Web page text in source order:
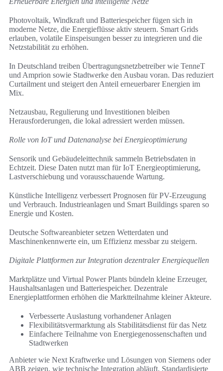
Photovoltaik, Windkraft und Batteriespeicher fügen sich in
moderne Netze, die Energieflüsse aktiv steuern. Smart Grids
erlauben, volatile Einspeisungen besser zu integrieren und die
Netzstabilität zu erhöhen.
In Deutschland treiben Übertragungsnetzbetreiber wie TenneT
und Amprion sowie Stadtwerke den Ausbau voran. Das reduziert
Curtailment und steigert den Anteil erneuerbarer Energien im
Mix.
Netzausbau, Regulierung und Investitionen bleiben
Herausforderungen, die lokal adressiert werden müssen.
Rolle von IoT und Datenanalyse bei Energieoptimierung
Sensorik und Gebäudeleittechnik sammeln Betriebsdaten in
Echtzeit. Diese Daten nutzt man für IoT Energieoptimierung,
Lastverschiebung und vorausschauende Wartung.
Künstliche Intelligenz verbessert Prognosen für PV-Erzeugung
und Verbrauch. Industrieanlagen und Smart Buildings sparen so
Energie und Kosten.
Deutsche Softwareanbieter setzen Wetterdaten und
Maschinenkennwerte ein, um Effizienz messbar zu steigern.
Digitale Plattformen zur Integration dezentraler Energiequellen
Marktplätze und Virtual Power Plants bündeln kleine Erzeuger,
Haushaltsanlagen und Batteriespeicher. Dezentrale
Energieplattformen erhöhen die Marktteilnahme kleiner Akteure.
Verbesserte Auslastung vorhandener Anlagen
Flexibilitätsvermarktung als Stabilitätsdienst für das Netz
Einfachere Teilnahme von Energiegenossenschaften und
Stadtwerken
Anbieter wie Next Kraftwerke und Lösungen von Siemens oder
ABB zeigen, wie technische Integration abläuft. Standardisierte